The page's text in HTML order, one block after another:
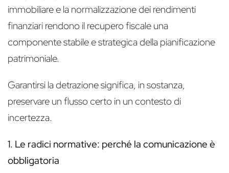
immobiliare e la normalizzazione dei rendimenti
finanziari rendono il recupero fiscale una
componente stabile e strategica della pianificazione
patrimoniale.
Garantirsi la detrazione significa, in sostanza,
preservare un flusso certo in un contesto di
incertezza.
1. Le radici normative: perché la comunicazione è
obbligatoria